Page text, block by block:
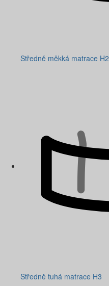
Středně měkká matrace H2
Středně tuhá matrace H3